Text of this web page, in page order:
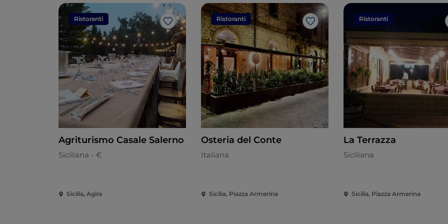
Ristoranti
Like
Agriturismo Casale Salerno
Siciliana - €
Sicilia, Agira
Ristoranti
Like
Osteria del Conte
Italiana
Sicilia, Piazza Armerina
Ristoranti
La Terrazza
Siciliana
Sicilia, Piazza Armerina